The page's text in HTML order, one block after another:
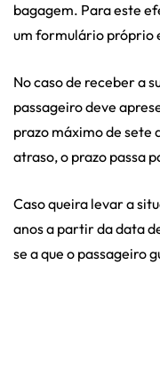
bagagem. Para este
um formulário próprio
No caso de receber a
passageiro deve
prazo máximo de sete
atraso, o prazo passa
Caso queira levar a
anos a partir da data
se a que o passageiro